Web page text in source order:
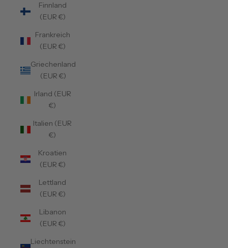
Finnland
(EUR €)
Frankreich
(EUR €)
Griechenland
(EUR €)
Irland (EUR
€)
Italien (EUR
€)
Kroatien
(EUR €)
Lettland
(EUR €)
Libanon
(EUR €)
Liechtenstein